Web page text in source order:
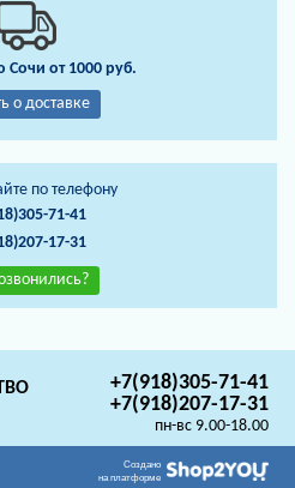
Сочи от 1000 руб.
о доставке
по телефону
71-41
17-31
+7(918)305-71-41
+7(918)207-17-31
пн-вс 9.00-18.00
Создано
на платформе